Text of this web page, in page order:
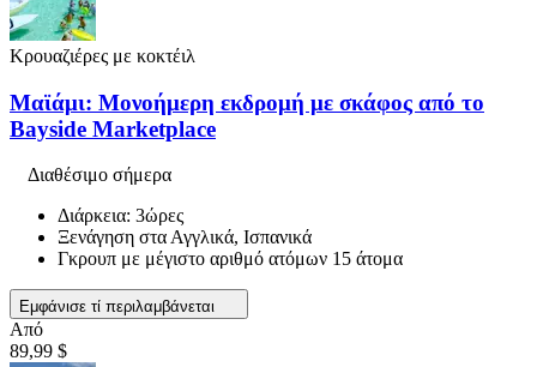
Κρουαζιέρες με κοκτέιλ
Μαϊάμι: Μονοήμερη εκδρομή με σκάφος από το
Bayside Marketplace
Διαθέσιμο σήμερα
Διάρκεια: 3ώρες
Ξενάγηση στα Αγγλικά, Ισπανικά
Γκρουπ με μέγιστο αριθμό ατόμων 15 άτομα
Εμφάνισε τί περιλαμβάνεται
Από
89,99 $